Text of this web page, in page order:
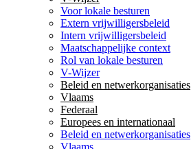
Voor lokale besturen
Extern vrijwilligersbeleid
Intern vrijwilligersbeleid
Maatschappelijke context
Rol van lokale besturen
V-Wijzer
Beleid en netwerkorganisaties
Vlaams
Federaal
Europees en internationaal
Beleid en netwerkorganisaties
Vlaams